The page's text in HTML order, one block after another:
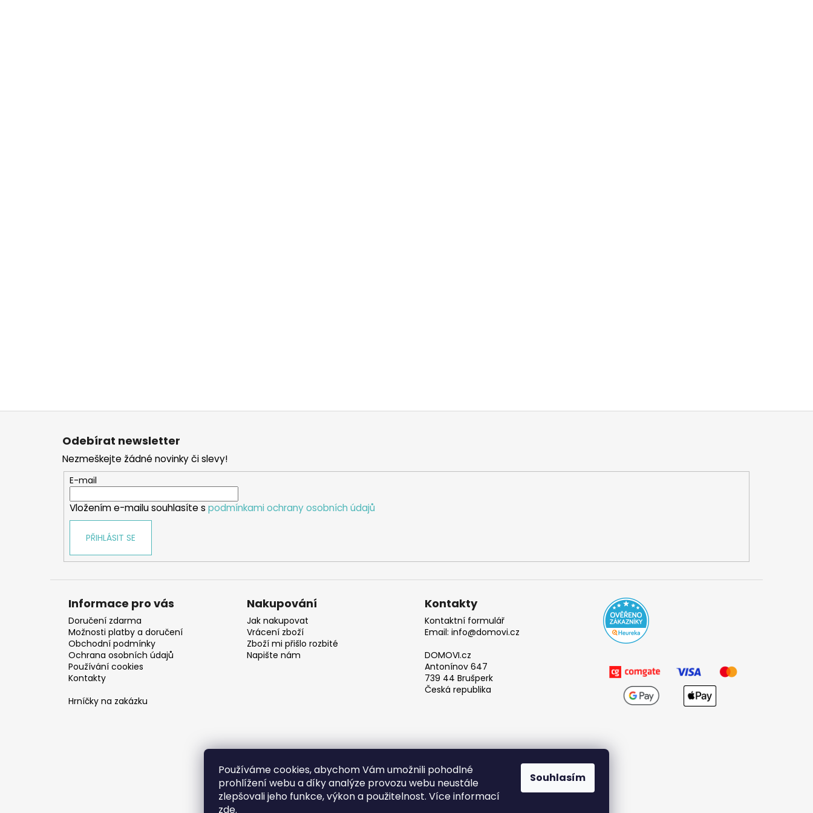
Používáme cookies, abychom Vám umožnili pohodlné
prohlížení webu a díky analýze provozu webu neustále
zlepšovali jeho funkce, výkon a použitelnost. Více informací
zde.
Souhlasím
Z
Odebírat newsletter
Nezmeškejte žádné novinky či slevy!
E-mail
Vložením e-mailu souhlasíte s podmínkami ochrany osobních údajů
PŘIHLÁSIT SE
Informace pro vás
Doručení zdarma
Možnosti platby a doručení
Obchodní podmínky
Ochrana osobních údajů
Používání cookies
Kontakty
Hrníčky na zakázku
Nakupování
Jak nakupovat
Vrácení zboží
Zboží mi přišlo rozbité
Napište nám
Kontakty
Kontaktní formulář
Email: info@domovi.cz
DOMOVI.cz
Antonínov 647
739 44 Brušperk
Česká republika
Obchodní podmínky